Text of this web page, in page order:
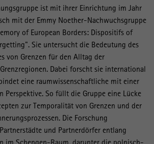
ist mit ihrer Einrichtung im Jahr
mit der Emmy Noether-Nachwuchsgruppe
of European Borders: Dispositifs of
Sie untersucht die Bedeutung des
von Grenzen für den Alltag der
Dabei forscht sie international
eine raumwissenschaftliche mit einer
Perspektive. So füllt die Gruppe eine Lücke
zur Temporalität von Grenzen und der
Die Forschung
und Partnerdörfer entlang